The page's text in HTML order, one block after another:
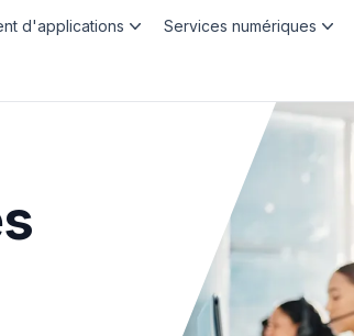
d'applications Services numériques